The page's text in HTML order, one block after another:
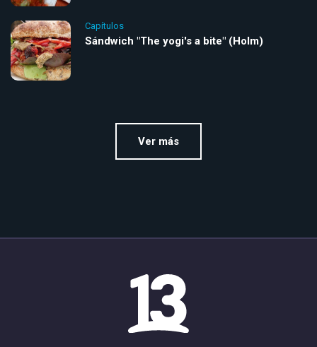
Capítulos
Sándwich "The yogi's a bite" (Holm)
Ver más